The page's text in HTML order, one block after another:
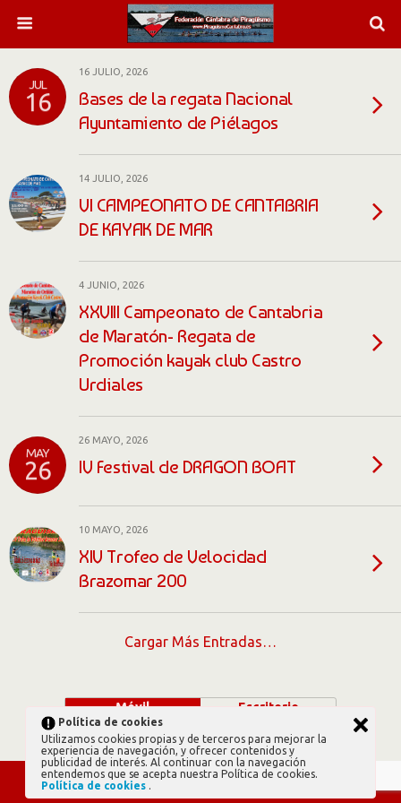
Política de cookies
Utilizamos cookies propias y de terceros para mejorar la
experiencia de navegación, y ofrecer contenidos y
publicidad de interés. Al continuar con la navegación
entendemos que se acepta nuestra Política de cookies.
Política de cookies .
JUL
16
16 JULIO, 2026
Bases de la regata Nacional
Ayuntamiento de Piélagos
14 JULIO, 2026
VI CAMPEONATO DE CANTABRIA
DE KAYAK DE MAR
4 JUNIO, 2026
XXVIII Campeonato de Cantabria
de Maratón- Regata de
Promoción kayak club Castro
Urdiales
MAY
26
26 MAYO, 2026
IV Festival de DRAGON BOAT
10 MAYO, 2026
XIV Trofeo de Velocidad
Brazomar 200
Cargar Más Entradas…
Móvil Escritorio